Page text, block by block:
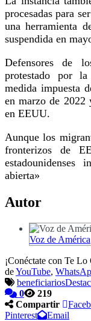
procesadas para
una herramienta
suspendida en
Defensores de
protestado por
medida impuesta
en marzo de
en EEUU.
Aunque los
fronterizos de
abierta»
Autor
Voz de América
¡Conéctate con Te
deYouTube,
beneficiarios
0
219
Compartir
Pinterest
Email